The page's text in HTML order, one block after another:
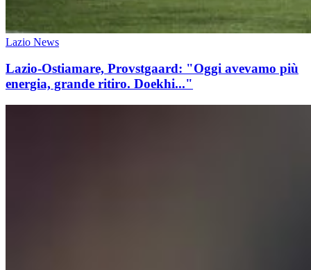
Lazio News
Lazio-Ostiamare, Provstgaard: "Oggi avevamo più
energia, grande ritiro. Doekhi..."